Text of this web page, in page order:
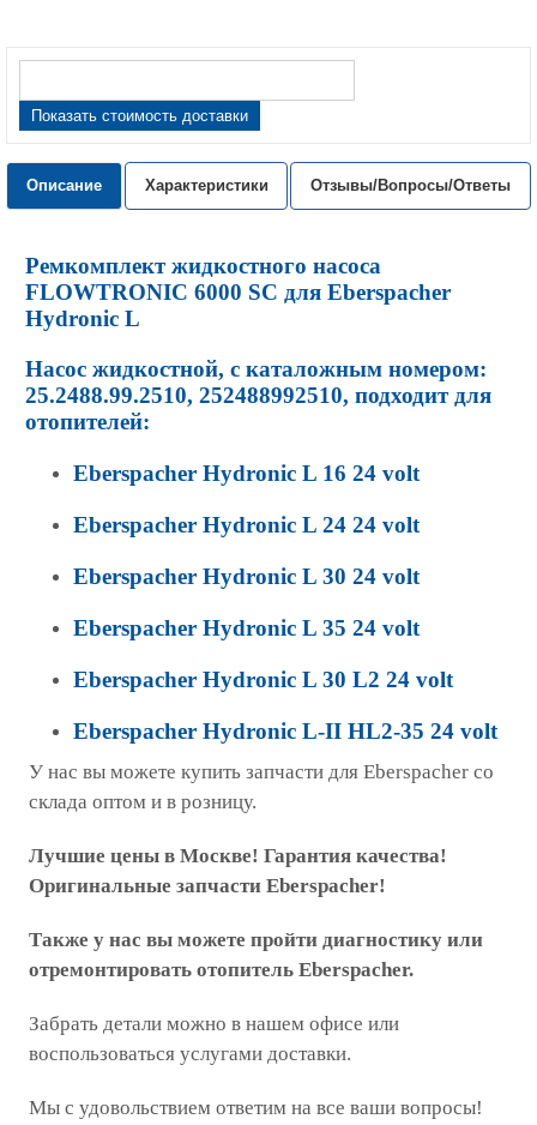
Показать стоимость доставки
Описание Характеристики Отзывы/Вопросы/Ответы
Ремкомплект жидкостного насоса
FLOWTRONIC 6000 SC для Eberspacher
Hydronic L
Насос жидкостной, с каталожным номером:
25.2488.99.2510, 252488992510, подходит для
отопителей:
Eberspacher Hydronic L 16 24 volt
Eberspacher Hydronic L 24 24 volt
Eberspacher Hydronic L 30 24 volt
Eberspacher Hydronic L 35 24 volt
Eberspacher Hydronic L 30 L2 24 volt
Eberspacher Hydronic L-II HL2-35 24 volt
У нас вы можете купить запчасти для Eberspacher со
склада оптом и в розницу.
Лучшие цены в Москве! Гарантия качества!
Оригинальные запчасти Eberspacher!
Также у нас вы можете пройти диагностику или
отремонтировать отопитель Eberspacher.
Забрать детали можно в нашем офисе или
воспользоваться услугами доставки.
Мы с удовольствием ответим на все ваши вопросы!